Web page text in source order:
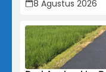
8 Agustus 2026